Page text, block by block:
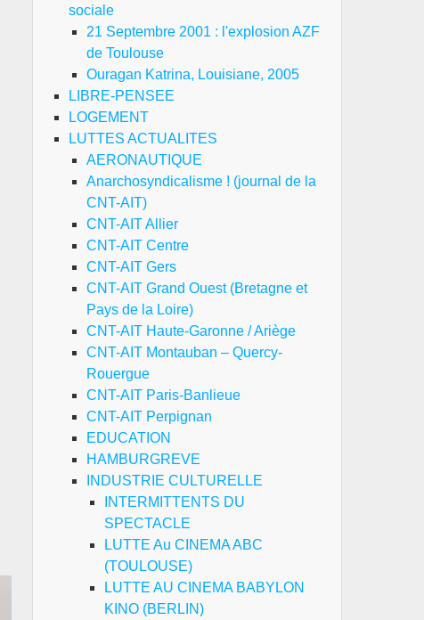
sociale
21 Septembre 2001 : l'explosion AZF
de Toulouse
Ouragan Katrina, Louisiane, 2005
LIBRE-PENSEE
LOGEMENT
LUTTES ACTUALITES
AERONAUTIQUE
Anarchosyndicalisme ! (journal de la
CNT-AIT)
CNT-AIT Allier
CNT-AIT Centre
CNT-AIT Gers
CNT-AIT Grand Ouest (Bretagne et
Pays de la Loire)
CNT-AIT Haute-Garonne / Ariège
CNT-AIT Montauban – Quercy-
Rouergue
CNT-AIT Paris-Banlieue
CNT-AIT Perpignan
EDUCATION
HAMBURGREVE
INDUSTRIE CULTURELLE
INTERMITTENTS DU
SPECTACLE
LUTTE Au CINEMA ABC
(TOULOUSE)
LUTTE AU CINEMA BABYLON
KINO (BERLIN)